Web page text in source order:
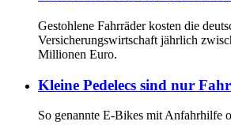
Gestohlene Fahrräder kosten die
Versicherungswirtschaft jährlich
Millionen Euro.
Kleine Pedelecs sind nur
So genannte E-Bikes mit Anfahrhilfe